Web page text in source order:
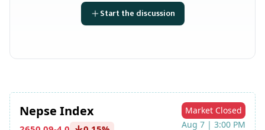
Start the discussion